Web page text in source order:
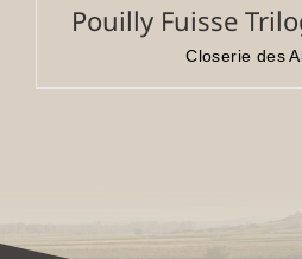
Pouilly Fuisse
Closerie des